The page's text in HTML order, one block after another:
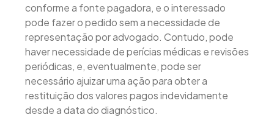
conforme a fonte pagadora, e o interessado
pode fazer o pedido sem a necessidade de
representação por advogado. Contudo, pode
haver necessidade de perícias médicas e revisões
periódicas, e, eventualmente, pode ser
necessário ajuizar uma ação para obter a
restituição dos valores pagos indevidamente
desde a data do diagnóstico.